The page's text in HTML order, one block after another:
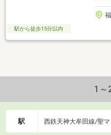
駅から徒歩15分以内
1～
駅 西鉄天神大牟田線/聖